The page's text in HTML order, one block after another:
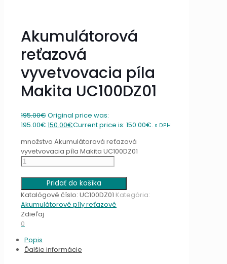
Akumulátorová
reťazová
vyvetvovacia píla
Makita UC100DZ01
195.00€Original price was:
195.00€.150.00€Current price is: 150.00€. s DPH
množstvo Akumulátorová reťazová
vyvetvovacia píla Makita UC100DZ01
Pridať do košíka
Katalógové číslo: UC100DZ01 Kategória:
Akumulátorové píly reťazové
Zdieľaj
0
Popis
Ďalšie informácie